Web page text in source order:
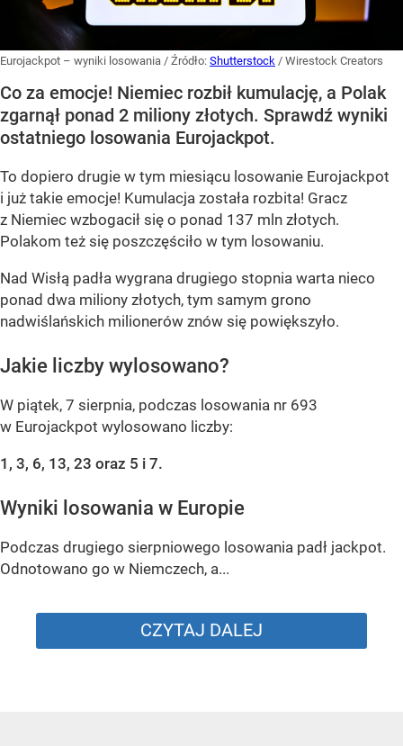
Eurojackpot – wyniki losowania / Źródło: Shutterstock / Wirestock Creators
Co za emocje! Niemiec rozbił kumulację, a Polak
zgarnął ponad 2 miliony złotych. Sprawdź wyniki
ostatniego losowania Eurojackpot.
To dopiero drugie w tym miesiącu losowanie Eurojackpot
i już takie emocje! Kumulacja została rozbita! Gracz
z Niemiec wzbogacił się o ponad 137 mln złotych.
Polakom też się poszczęściło w tym losowaniu.
Nad Wisłą padła wygrana drugiego stopnia warta nieco
ponad dwa miliony złotych, tym samym grono
nadwiślańskich milionerów znów się powiększyło.
Jakie liczby wylosowano?
W piątek, 7 sierpnia, podczas losowania nr 693
w Eurojackpot wylosowano liczby:
1, 3, 6, 13, 23 oraz 5 i 7.
Wyniki losowania w Europie
Podczas drugiego sierpniowego losowania padł jackpot.
Odnotowano go w Niemczech, a...
CZYTAJ DALEJ